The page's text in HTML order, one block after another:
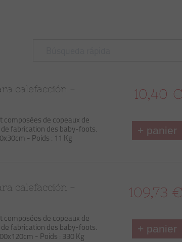
calefacción -
composées de copeaux de
de fabrication des baby-foots.
- Poids : 11 Kg
10,40 €
+ panier
calefacción -
composées de copeaux de
de fabrication des baby-foots.
- Poids : 330 Kg
109,73 €
+ panier